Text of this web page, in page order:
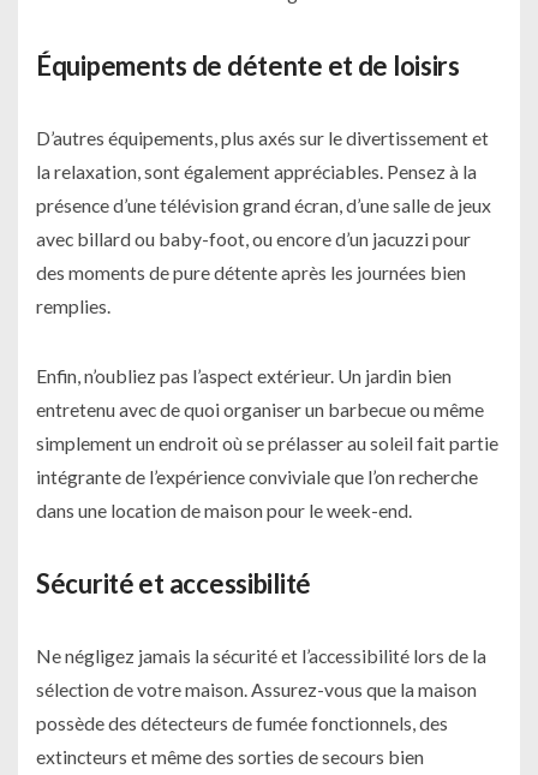
Équipements de détente et de loisirs
D’autres équipements, plus axés sur le divertissement et
la relaxation, sont également appréciables. Pensez à la
présence d’une télévision grand écran, d’une salle de jeux
avec billard ou baby-foot, ou encore d’un jacuzzi pour
des moments de pure détente après les journées bien
remplies.
Enfin, n’oubliez pas l’aspect extérieur. Un jardin bien
entretenu avec de quoi organiser un barbecue ou même
simplement un endroit où se prélasser au soleil fait partie
intégrante de l’expérience conviviale que l’on recherche
dans une location de maison pour le week-end.
Sécurité et accessibilité
Ne négligez jamais la sécurité et l’accessibilité lors de la
sélection de votre maison. Assurez-vous que la maison
possède des détecteurs de fumée fonctionnels, des
extincteurs et même des sorties de secours bien